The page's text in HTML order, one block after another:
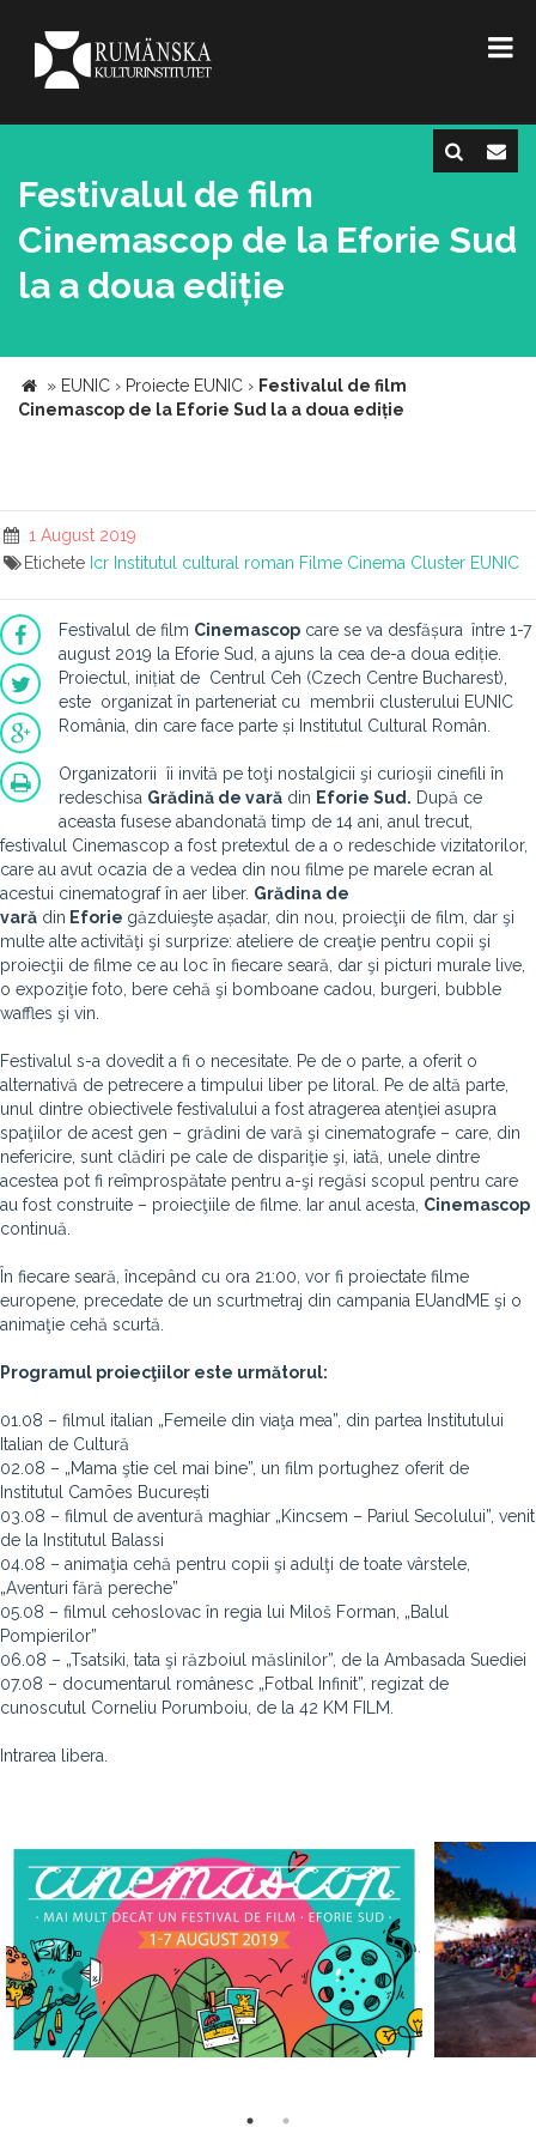
Festivalul de film
Cinemascop de la Eforie Sud
la a doua ediție
» EUNIC › Proiecte EUNIC › Festivalul de film
Cinemascop de la Eforie Sud la a doua ediție
1 August 2019
Etichete Icr Institutul cultural roman Filme Cinema Cluster EUNIC
Festivalul de film Cinemascop care se va desfășura între 1-7
august 2019 la Eforie Sud, a ajuns la cea de-a doua ediție.
Proiectul, inițiat de Centrul Ceh (Czech Centre Bucharest),
este organizat în parteneriat cu membrii clusterului EUNIC
România, din care face parte și Institutul Cultural Român.
Organizatorii îi invită pe toţi nostalgicii şi curioşii cinefili în
redeschisa Grădină de vară din Eforie Sud. După ce
aceasta fusese abandonată timp de 14 ani, anul trecut,
festivalul Cinemascop a fost pretextul de a o redeschide vizitatorilor,
care au avut ocazia de a vedea din nou filme pe marele ecran al
acestui cinematograf în aer liber. Grădina de
vară din Eforie găzduieşte așadar, din nou, proiecţii de film, dar şi
multe alte activităţi şi surprize: ateliere de creaţie pentru copii şi
proiecţii de filme ce au loc în fiecare seară, dar şi picturi murale live,
o expoziţie foto, bere cehă şi bomboane cadou, burgeri, bubble
waffles şi vin.
Festivalul s-a dovedit a fi o necesitate. Pe de o parte, a oferit o
alternativă de petrecere a timpului liber pe litoral. Pe de altă parte,
unul dintre obiectivele festivalului a fost atragerea atenţiei asupra
spaţiilor de acest gen – grădini de vară şi cinematografe – care, din
nefericire, sunt clădiri pe cale de dispariţie şi, iată, unele dintre
acestea pot fi reîmprospătate pentru a-şi regăsi scopul pentru care
au fost construite – proiecţiile de filme. Iar anul acesta, Cinemascop
continuă.
În fiecare seară, începând cu ora 21:00, vor fi proiectate filme
europene, precedate de un scurtmetraj din campania EUandME şi o
animaţie cehă scurtă.
Programul proiecţiilor este următorul:
01.08 – filmul italian „Femeile din viaţa mea”, din partea Institutului
Italian de Cultură
02.08 – „Mama ştie cel mai bine”, un film portughez oferit de
Institutul Camões București
03.08 – filmul de aventură maghiar „Kincsem – Pariul Secolului”, venit
de la Institutul Balassi
04.08 – animaţia cehă pentru copii şi adulţi de toate vârstele,
„Aventuri fără pereche”
05.08 – filmul cehoslovac în regia lui Miloš Forman, „Balul
Pompierilor”
06.08 – „Tsatsiki, tata şi războiul măslinilor”, de la Ambasada Suediei
07.08 – documentarul românesc „Fotbal Infinit”, regizat de
cunoscutul Corneliu Porumboiu, de la 42 KM FILM.
Intrarea libera.